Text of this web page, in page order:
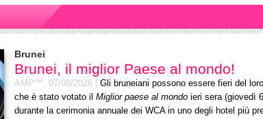
Brunei
Brunei, il miglior Paese al mondo!
AMP™, 07/08/2026
Gli bruneiani possono essere fieri del
che è stato votato il Miglior paese al mondo ieri sera (giovedì
durante la cerimonia annuale dei WCA in uno degli hotel più